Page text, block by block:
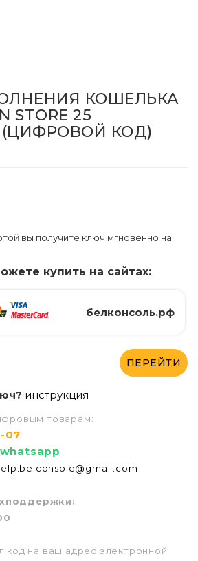
КОШЕЛЬКА
STORE 25
КОД)
вы получите ключ мгновенно на
купить на сайтах:
белконсоль.рф
ПЕРЕЙТИ
инструкция
товарам:
07
whatsapp
код на ваш адрес электронной